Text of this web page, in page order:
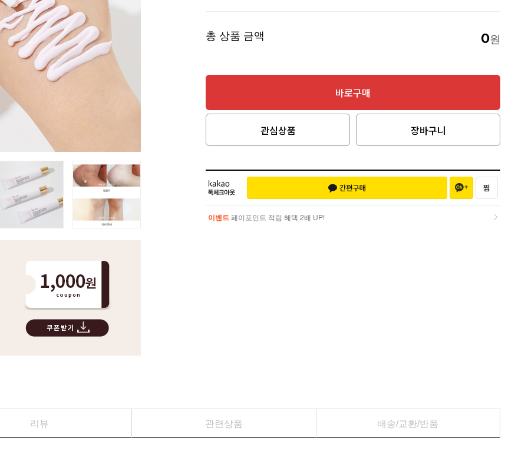
총 상품 금액 0원
바로구매
관심상품 장바구니
이벤트 페이포인트 적립 혜택 2배 UP!
리뷰 관련상품 배송/교환/반품